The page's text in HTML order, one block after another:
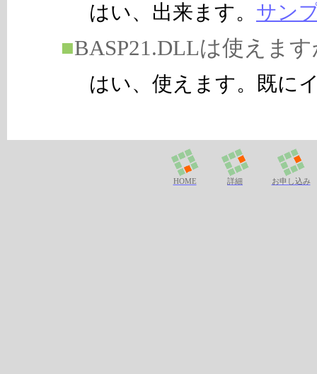
はい、出来ます。 サン
■BASP21.DLLは使えま
はい、使えます。既に
HOME 詳細 お申し込み